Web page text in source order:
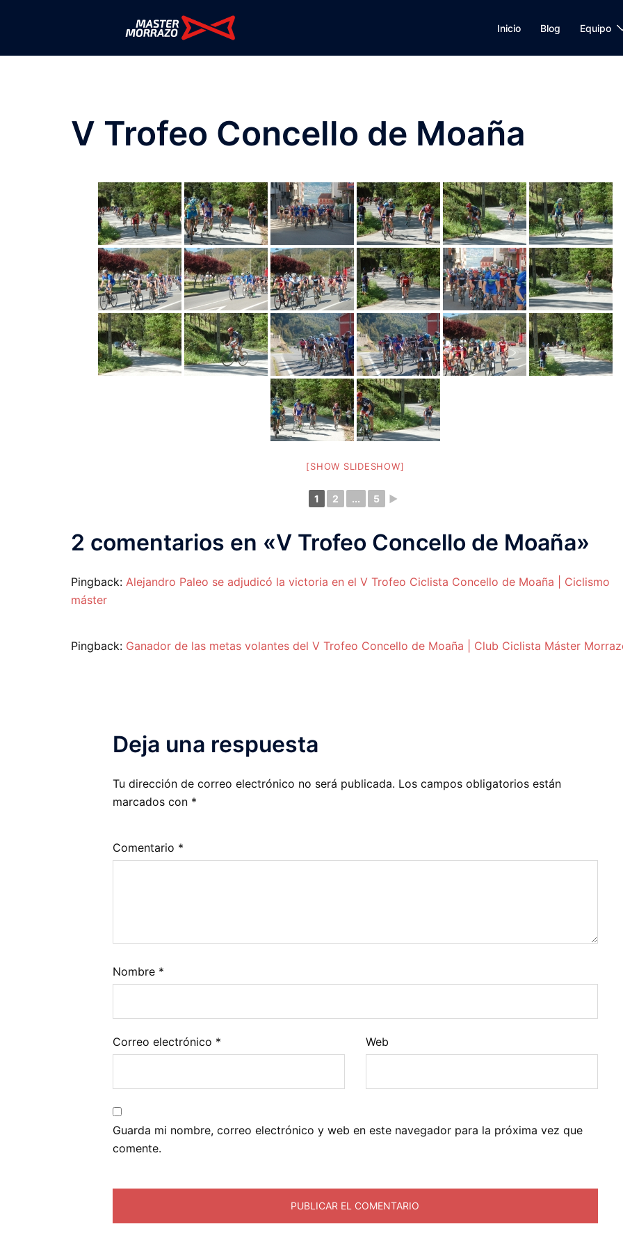
Inicio Blog Equipo
V Trofeo Concello de Moaña
[SHOW SLIDESHOW]
1 2 ... 5 ►
2 comentarios en «V Trofeo Concello de Moaña»
Pingback: Alejandro Paleo se adjudicó la victoria en el V Trofeo Ciclista Concello de Moaña | Ciclismo
máster
Pingback: Ganador de las metas volantes del V Trofeo Concello de Moaña | Club Ciclista Máster
Deja una respuesta
Tu dirección de correo electrónico no será publicada. Los campos obligatorios están
marcados con *
Comentario *
Nombre *
Correo electrónico * Web
Guarda mi nombre, correo electrónico y web en este navegador para la próxima vez que
comente.